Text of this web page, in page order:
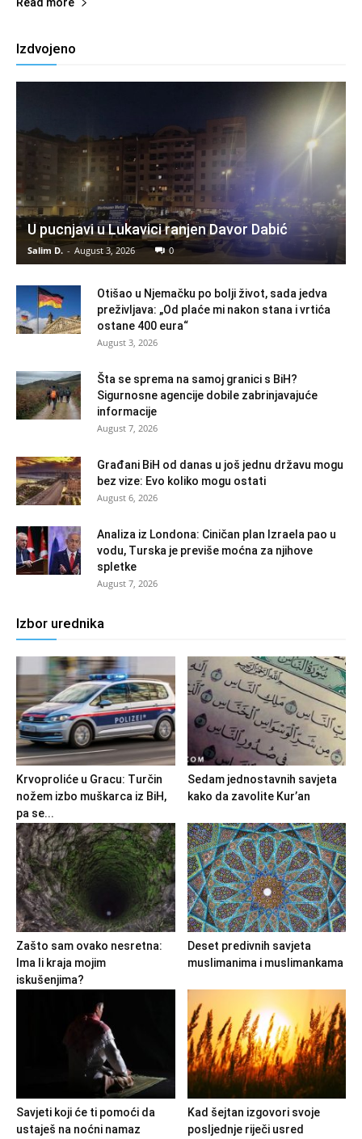
Izdvojeno
U pucnjavi u Lukavici ranjen Davor Dabić
Salim D. - August 3, 2026 0
Otišao u Njemačku po bolji život, sada jedva
preživljava: „Od plaće mi nakon stana i vrtića
ostane 400 eura“
August 3, 2026
Šta se sprema na samoj granici s BiH?
Sigurnosne agencije dobile zabrinjavajuće
informacije
August 7, 2026
Građani BiH od danas u još jednu državu mogu
bez vize: Evo koliko mogu ostati
August 6, 2026
Analiza iz Londona: Ciničan plan Izraela pao u
vodu, Turska je previše moćna za njihove
spletke
August 7, 2026
Izbor urednika
Krvoproliće u Gracu: Turčin
nožem izbo muškarca iz BiH,
pa se...
Sedam jednostavnih savjeta
kako da zavolite Kur’an
Zašto sam ovako nesretna:
Ima li kraja mojim
iskušenjima?
Deset predivnih savjeta
muslimanima i muslimankama
Savjeti koji će ti pomoći da
ustaješ na noćni namaz
Kad šejtan izgovori svoje
posljednje riječi usred